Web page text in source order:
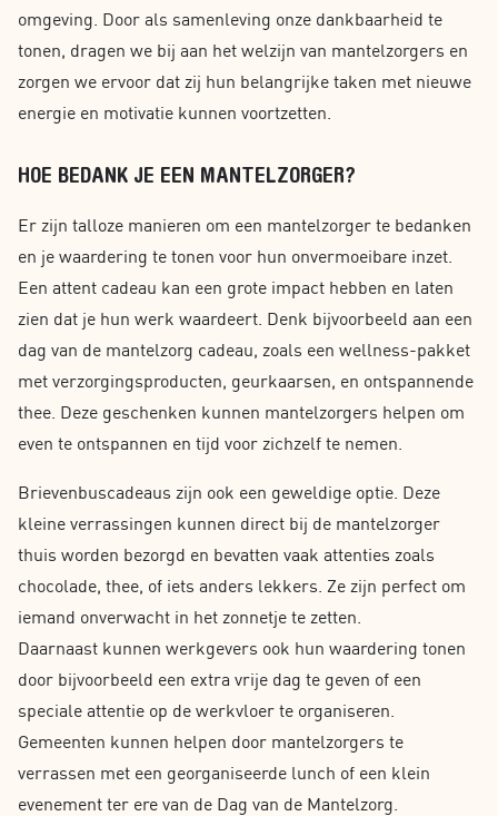
omgeving. Door als samenleving onze dankbaarheid te
tonen, dragen we bij aan het welzijn van mantelzorgers en
zorgen we ervoor dat zij hun belangrijke taken met nieuwe
energie en motivatie kunnen voortzetten.
HOE BEDANK JE EEN MANTELZORGER?
Er zijn talloze manieren om een mantelzorger te bedanken
en je waardering te tonen voor hun onvermoeibare inzet.
Een attent cadeau kan een grote impact hebben en laten
zien dat je hun werk waardeert. Denk bijvoorbeeld aan een
dag van de mantelzorg cadeau, zoals een wellness-pakket
met verzorgingsproducten, geurkaarsen, en ontspannende
thee. Deze geschenken kunnen mantelzorgers helpen om
even te ontspannen en tijd voor zichzelf te nemen.
Brievenbuscadeaus zijn ook een geweldige optie. Deze
kleine verrassingen kunnen direct bij de mantelzorger
thuis worden bezorgd en bevatten vaak attenties zoals
chocolade, thee, of iets anders lekkers. Ze zijn perfect om
iemand onverwacht in het zonnetje te zetten.
Daarnaast kunnen werkgevers ook hun waardering tonen
door bijvoorbeeld een extra vrije dag te geven of een
speciale attentie op de werkvloer te organiseren.
Gemeenten kunnen helpen door mantelzorgers te
verrassen met een georganiseerde lunch of een klein
evenement ter ere van de Dag van de Mantelzorg.